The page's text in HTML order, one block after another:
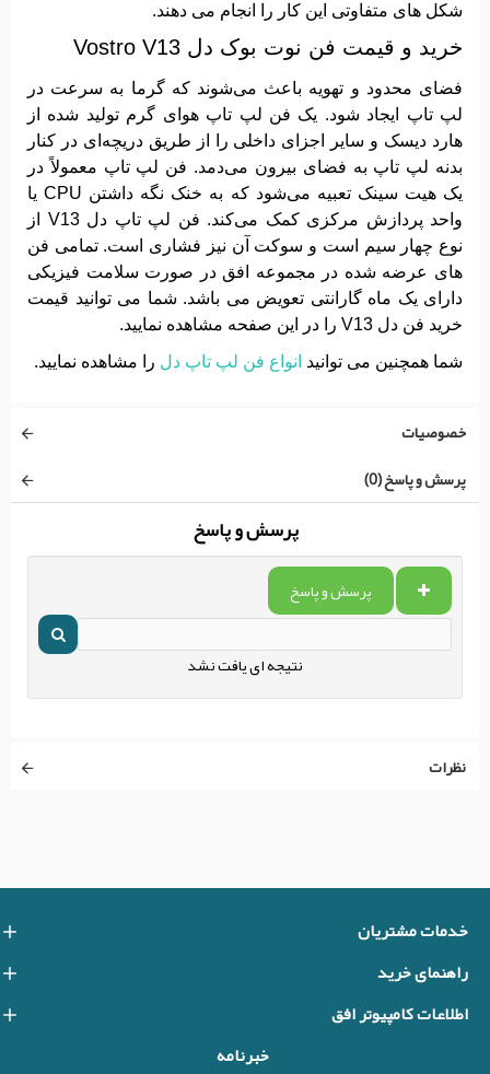
شکل های متفاوتی این کار را انجام می دهند.
خرید و قیمت فن نوت بوک دل Vostro V13
فضای محدود و تهویه باعث می‌شوند که گرما به سرعت در
لپ تاپ ایجاد شود. یک فن لپ تاپ هوای گرم تولید شده از
هارد دیسک و سایر اجزای داخلی را از طریق دریچه‌ای در کنار
بدنه لپ تاپ به فضای بیرون می‌دمد. فن لپ تاپ معمولاً در
یک هیت سینک تعبیه می‌شود که به خنک نگه داشتن CPU یا
واحد پردازش مرکزی کمک می‌کند. فن لپ تاپ دل V13 از
نوع چهار سیم است و سوکت آن نیز فشاری است. تمامی فن
های عرضه شده در مجموعه افق در صورت سلامت فیزیکی
دارای یک ماه گارانتی تعویض می باشد. شما می توانید قیمت
خرید فن دل V13 را در این صفحه مشاهده نمایید.
شما همچنین می توانید انواع فن لپ تاپ دل را مشاهده نمایید.
خصوصیات
پرسش و پاسخ (0)
پرسش و پاسخ
پرسش و پاسخ
نتیجه ای یافت نشد
نظرات
خدمات مشتریان
راهنمای خرید
اطلاعات کامپیوتر افق
خبرنامه